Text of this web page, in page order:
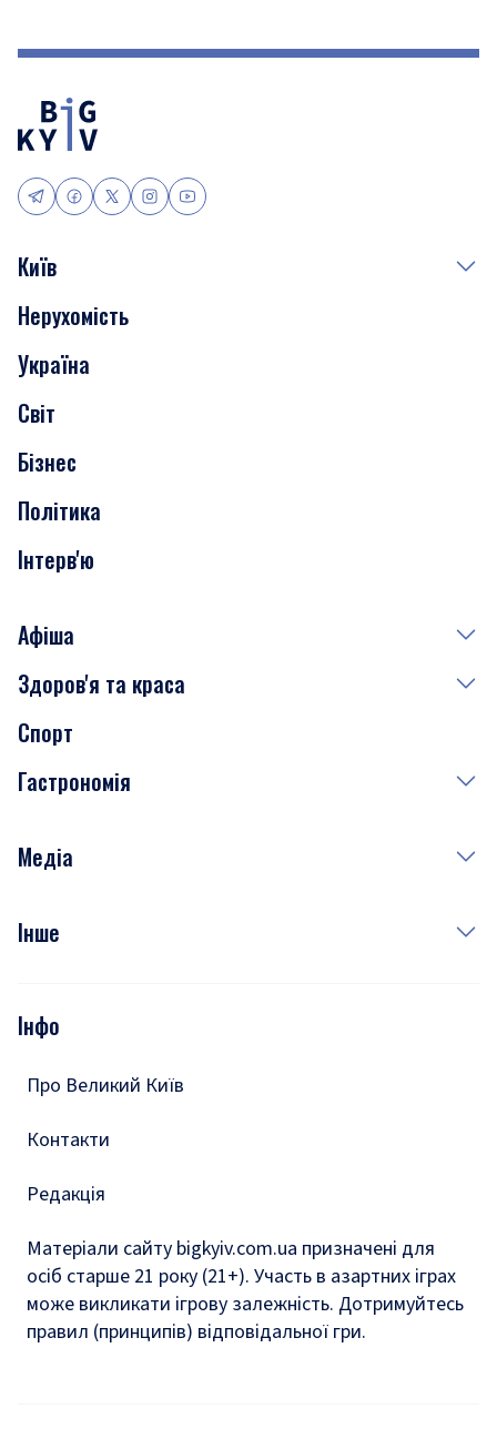
Київ
Події
Скандали
Нерухомість
Транспорт
Нерухомість
Україна
Світ
Бізнес
Політика
Інтерв'ю
Афіша
Сьогодні
Завтра
Субота
Здоров'я та краса
Медицина
Краса
Спорт
Гастрономія
Рецепти
Медіа
Фото
Подкасти
Інше
Тести
Інфо
Про Великий Київ
Контакти
Редакція
Матеріали сайту bigkyiv.com.ua призначені для
осіб старше 21 року (21+). Участь в азартних іграх
може викликати ігрову залежність. Дотримуйтесь
правил (принципів) відповідальної гри.